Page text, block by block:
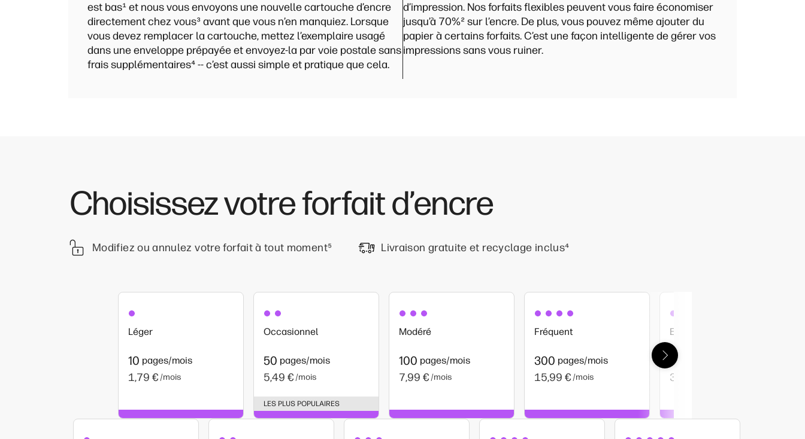
est bas¹et nous vous envoyons une nouvelle cartouche d’encre
directement chez vous³ avant que vous n’en manquiez. Lorsque
vous devez remplacer la cartouche, mettez l’exemplaire usagé
dans une enveloppe prépayée et envoyez-la par voie postale sans
frais supplémentaires⁴-- c’est aussi simple et pratique que cela.
d’impression. Nos forfaits flexibles peuvent vous faire économiser
jusqu’à 70%² sur l’encre. De plus, vous pouvez même ajouter du
papier à certains forfaits. C’est une façon intelligente de gérer vos
impressions sans vous ruiner.
Choisissez votre forfait d’encre
Modifiez ou annulez votre forfait à tout moment⁵ Livraison gratuite et recyclage inclus⁴
Léger
10 pages/mois
1,79 € /mois
Occasionnel
50 pages/mois
5,49 € /mois
LES PLUS POPULAIRES
Modéré
100 pages/mois
7,99 € /mois
Fréquent
300 pages/mois
15,99 € /mois
Entreprise
700
31,99 €